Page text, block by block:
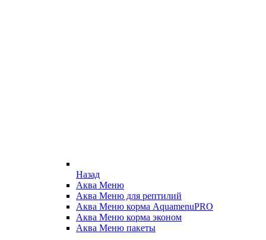
Назад
Аква Меню
Аква Меню для рептилий
Аква Меню корма AquamenuPRO
Аква Меню корма эконом
Аква Меню пакеты